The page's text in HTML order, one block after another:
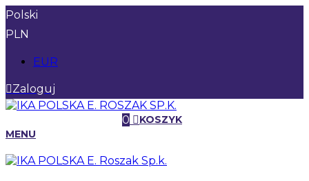
Polski
PLN
EUR
Zaloguj
0
KOSZYK
MENU